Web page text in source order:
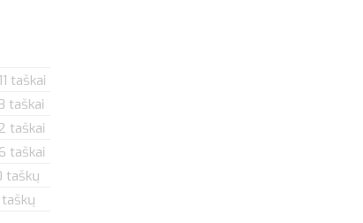
taškai
taškai
taškai
taškai
taškų
taškų